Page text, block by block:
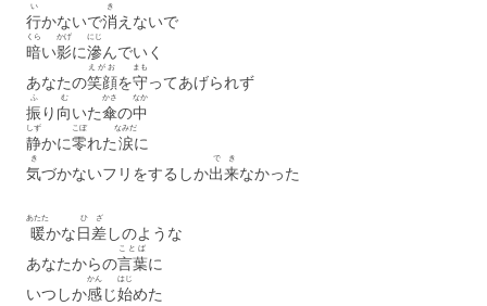
行
い
かないで消
き
えないで
暗
くら
い影
かげ
に滲
にじ
んでいく
あなたの笑顔
えがお
を守
まも
ってあげられず
振
ふ
り 向
む
いた傘
かさ
の中
なか
静
しず
かに零
こぼ
れた涙
なみだ
に
気
き
づかないフリをするしか出
で
来
き
なかった
暖
あたた
かな日
ひ
差
ざ
しのような
あなたからの言葉
ことば
に
いつしか感
かん
じ始
はじ
めた